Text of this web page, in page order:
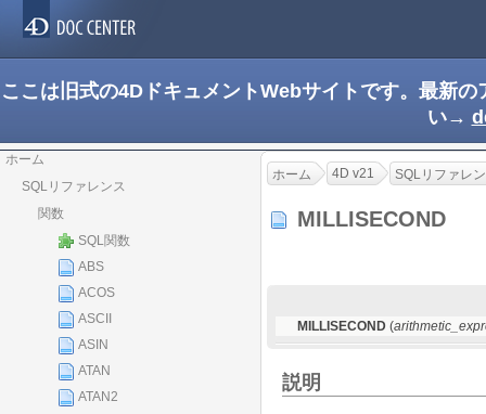
ここは旧式の4DドキュメントWebサイトです。最新
い→
ホーム
SQLリファレンス
関数
SQL関数
ABS
ACOS
ASCII
ASIN
ATAN
ATAN2
ホーム 4D v21 SQLリファレ
MILLISECOND
MILLISECOND (
説明